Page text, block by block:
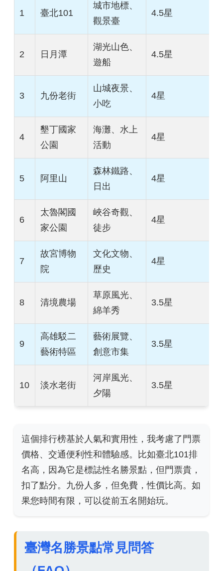
1 臺北101
城市地標、
觀景臺
4.5星
2 日月潭
湖光山色、
遊船
4.5星
3 九份老街
山城夜景、
小吃
4星
4
墾丁國家
公園
海灘、水上
活動
4星
5 阿里山
森林鐵路、
日出
4星
6
太魯閣國
家公園
峽谷奇觀、
徒步
4星
7
故宮博物
院
文化文物、
歷史
4星
8 清境農場
草原風光、
綿羊秀
3.5星
9
高雄駁二
藝術特區
藝術展覽、
創意市集
3.5星
10 淡水老街
河岸風光、
夕陽
3.5星
這個排行榜基於人氣和實用性，我考慮了門票
價格、交通便利性和體驗感。比如臺北101排
名高，因為它是標誌性名勝景點，但門票貴，
扣了點分。九份人多，但免費，性價比高。如
果您時間有限，可以從前五名開始玩。
臺灣名勝景點常見問答